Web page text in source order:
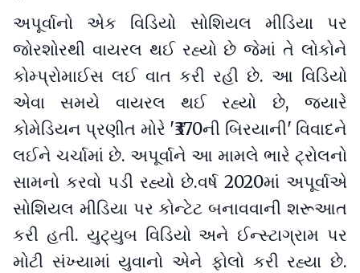
અપૂર્વાનો એક વિડિયો સોશિયલ મીડિયા પર
જોરશોરથી વાયરલ થઈ રહ્યો છે જેમાં તે લોકોને
કોમ્પ્રોમાઈસ લઈ વાત કરી રહી છે. આ વિડિયો
એવા સમયે વાયરલ થઈ રહ્યો છે, જ્યારે
કોમેડિયન પ્રણીત મોરે '₹370ની બિરયાની' વિવાદને
લઈને ચર્ચામાં છે. અપૂર્વાને આ મામલે ભારે ટ્રોલનો
સામનો કરવો પડી રહ્યો છે.વર્ષ 2020માં અપૂર્વાએ
સોશિયલ મીડિયા પર કોન્ટેટ બનાવવાની શરૂઆત
કરી હતી. યુટ્યુબ વિડિયો અને ઈન્સ્ટાગ્રામ પર
મોટી સંખ્યામાં યુવાનો એને ફોલો કરી રહ્યા છે.